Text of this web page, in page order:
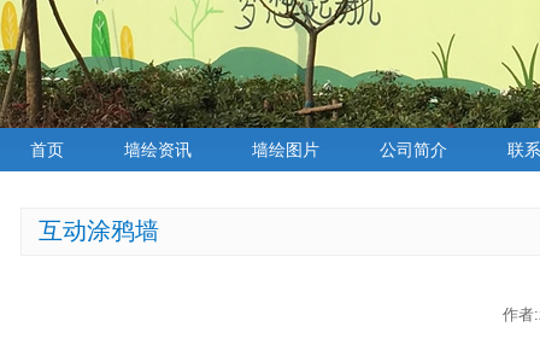
首页 墙绘资讯 墙绘图片 公司简介 联
互动涂鸦墙
作者